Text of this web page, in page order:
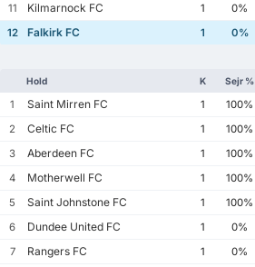
11
Kilmarnock FC 1 0%
12
Falkirk FC 1 0%
Hold K Sejr %
1 Saint Mirren FC 1 100%
2
Celtic FC 1 100%
3
Aberdeen FC 1 100%
4
Motherwell FC 1 100%
5
Saint Johnstone FC 1 100%
6
Dundee United FC 1 0%
7
Rangers FC 1 0%